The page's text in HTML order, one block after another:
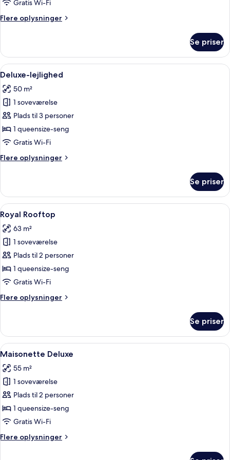
Gratis Wi-Fi
Flere oplysninger
Flere
studiolejlighed
Se priser
Indlæs
alle
billeder
af
Deluxe-
lejlighed
Allergivenligt sengetøj, pengeskab
3
Deluxe-lejlighed
50 m²
1 soveværelse
Plads til 3 personer
1 queensize-seng
Gratis Wi-Fi
Flere oplysninger
Flere
lejlighed
Se priser
Indlæs
alle
billeder
af
Royal
Rooftop
Royal Rooftop | Allergivenligt
5
Royal Rooftop
63 m²
1 soveværelse
Plads til 2 personer
1 queensize-seng
Gratis Wi-Fi
Flere oplysninger
Flere
Rooftop
Se priser
Indlæs
alle
billeder
af
Maisonette
Deluxe
Maisonette Deluxe |
4
Maisonette Deluxe
55 m²
1 soveværelse
Plads til 2 personer
1 queensize-seng
Gratis Wi-Fi
Flere oplysninger
Flere